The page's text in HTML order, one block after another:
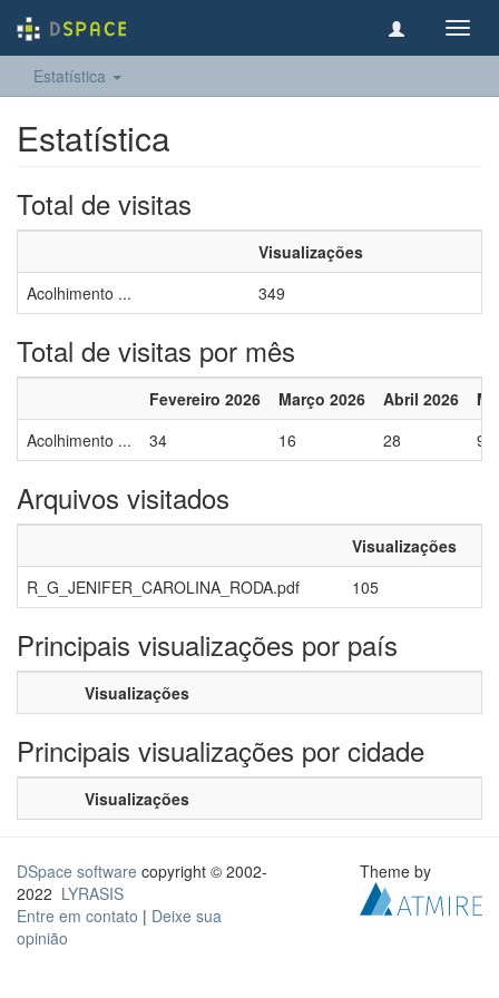
Estatística
Estatística
Total de visitas
Visualizações
Acolhimento ...
349
Total de visitas por mês
Fevereiro 2026 Março 2026 Abril 2026
Acolhimento ...
34 16 28 9
Arquivos visitados
Visualizações
R_G_JENIFER_CAROLINA_RODA.pdf
105
Principais visualizações por país
Visualizações
Principais visualizações por cidade
Visualizações
DSpace software copyright © 2002-
2022 LYRASIS
Entre em contato | Deixe sua
opinião
Theme by